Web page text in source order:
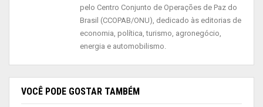
fato de serem judeus ou judias. “Não
aceitaremos a normalização do antissemitismo
em nosso país”, afirmou o presidente da CONIB,
Segue a íntegra da manifestação
da Alcolumbre
pelo Centro Conjunto de Operações de Paz do
Brasil (CCOPAB/ONU), dedicado às editorias de
economia, política, turismo, agronegócio,
energia e automobilismo.
VOCÊ PODE GOSTAR TAMBÉM